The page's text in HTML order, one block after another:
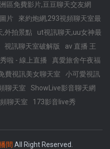
區免費影片,豆豆聊天交友網
片
來約炮網,293視頻聊天室最
,外拍景點
ut視訊聊天,uu女神最
視訊聊天室破解版
av 直播 王
啦 - 線上直播
真愛旅舍午夜福
費視訊美女聊天室
小可愛視訊
聊天室
ShowLive影音聊天網
聊天室 173影音live秀
間 All Right Reserved.